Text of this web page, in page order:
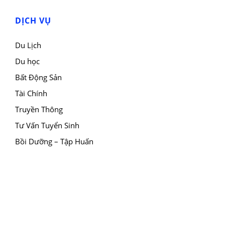
DỊCH VỤ
Du Lịch
Du học
Bất Động Sản
Tài Chính
Truyền Thông
Tư Vấn Tuyển Sinh
Bồi Dưỡng – Tập Huấn